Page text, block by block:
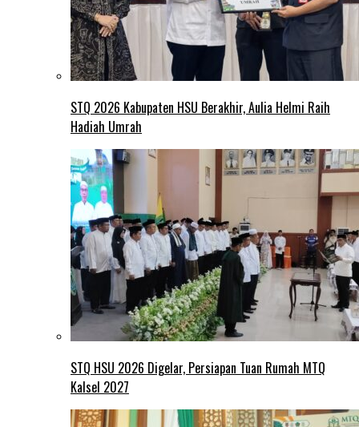
STQ 2026 Kabupaten HSU Berakhir, Aulia Helmi Raih
Hadiah Umrah
STQ HSU 2026 Digelar, Persiapan Tuan Rumah MTQ
Kalsel 2027